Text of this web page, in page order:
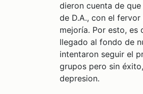
dieron cuenta de
de D.A., con el
mejoría. Por esto, es
llegado al fondo de
intentaron seguir el
grupos pero sin
depresion.